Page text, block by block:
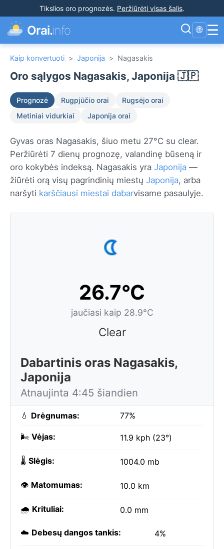
Tikslios oro prognozės. Peržiūrėti visas šalis.
Orai.info 🌐 ☰
Kaip konvertuoti > Japonija > Nagasakis
Oro sąlygos Nagasakis, Japonija 🇯🇵
Prognozė Rugpjūčio orai
Rugsėjo orai
Metiniai vidurkiai
Japonija orai
Gyvas oras Nagasakis, šiuo metu 27°C su clear.
Peržiūrėti 7 dienų prognozę, valandinę būseną ir
oro kokybės indeksą. Nagasakis yra Japonija —
žiūrėti orą visų pagrindinių miestų Japonija, arba
naršyti karščiausi miestai dabarvisame pasaulyje.
26.7°C
jaučiasi kaip 28.9°C
Clear
Dabartinis oras Nagasakis,
Japonija
Atnaujinta 4:45 šiandien
💧 Drėgnumas: 77%
🌬️ Vėjas: 11.9 kph (23°)
🌡️ Slėgis: 1004.0 mb
👁️ Matomumas: 10.0 km
🌧️ Krituliai: 0.0 mm
☁️ Debesų dangos tankis: 4%